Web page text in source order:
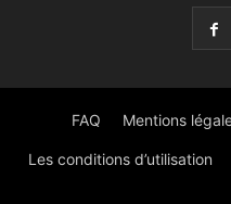
FAQ Mentions
Les conditions d’utilisation